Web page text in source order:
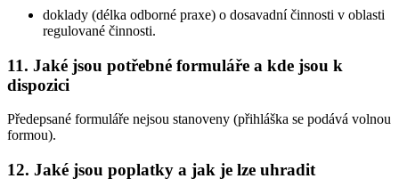
doklady (délka odborné praxe) o dosavadní činnosti v oblasti
regulované činnosti.
11. Jaké jsou potřebné formuláře a kde jsou k
dispozici
Předepsané formuláře nejsou stanoveny (přihláška se podává volnou
formou).
12. Jaké jsou poplatky a jak je lze uhradit